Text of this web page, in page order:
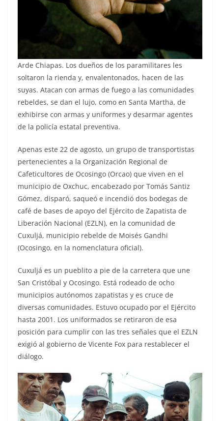
Arde Chiapas. Los dueños de los paramilitares les
soltaron la rienda y, envalentonados, hacen de las
suyas. Atacan con armas de fuego a las comunidades
rebeldes, se dan el lujo, como en Santa Martha, de
exhibirse con armas y uniformes y desarmar agentes
de la policía estatal preventiva.
Apenas este 22 de agosto, un grupo de transportistas
pertenecientes a la Organización Regional de
Cafeticultores de Ocosingo (Orcao) que viven en el
municipio de Oxchuc, encabezado por Tomás Santiz
Gómez, disparó, saqueó e incendió dos bodegas de
café de bases de apoyo del Ejército de Zapatista de
Liberación Nacional (EZLN), en la comunidad de
Cuxuljá, municipio rebelde de Moisés Gandhi
(Ocosingo, en la nomenclatura oficial).
Cuxuljá es un pueblito a pie de la carretera que une
San Cristóbal y Ocosingo. Está rodeado de ocho
municipios autónomos zapatistas y es cruce de
diversas comunidades. Estuvo ocupado por el Ejército
hasta 2001. Los uniformados se retiraron de esa
posición para cumplir con las tres señales que el EZLN
exigió al gobierno de Vicente Fox para restablecer el
diálogo.